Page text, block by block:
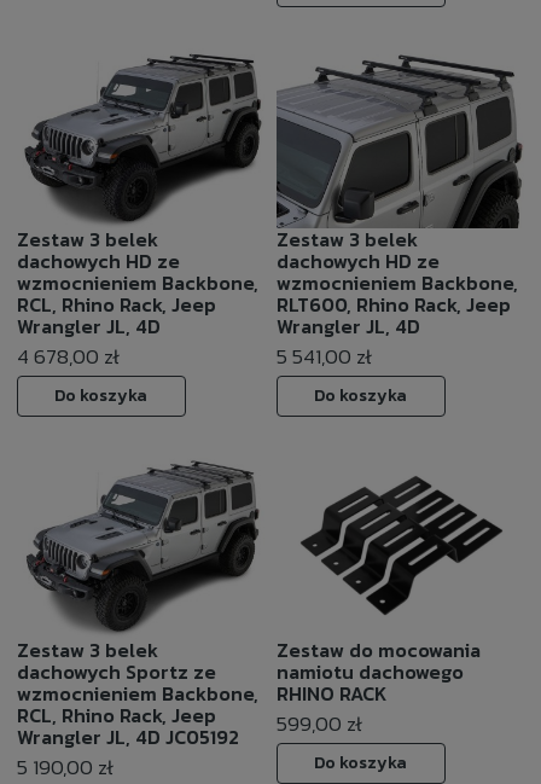
Zestaw 3 belek
dachowych HD ze
wzmocnieniem Backbone,
RCL, Rhino Rack, Jeep
Wrangler JL, 4D
4 678,00 zł
Do koszyka
Zestaw 3 belek
dachowych HD ze
wzmocnieniem Backbone,
RLT600, Rhino Rack, Jeep
Wrangler JL, 4D
5 541,00 zł
Do koszyka
Zestaw 3 belek
dachowych Sportz ze
wzmocnieniem Backbone,
RCL, Rhino Rack, Jeep
Wrangler JL, 4D JC05192
5 190,00 zł
Zestaw do mocowania
namiotu dachowego
RHINO RACK
599,00 zł
Do koszyka